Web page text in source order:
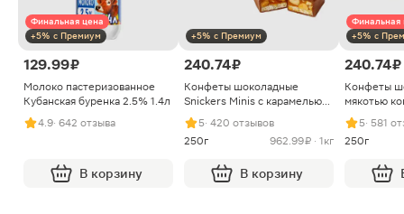
Финальная цена
+5% с Премиум
129.99 ₽
Молоко пастеризованное
Кубанская буренка 2.5% 1.4л
4.9· 642 отзыва
В корзину
+5% с Премиум
240.74 ₽
Конфеты шоколадные
Snickers Minis с карамелью
арахисом и нугой
5· 420 отзывов
250г
962.99 ₽ · 1кг
В корзину
Финальная
+5% с
240.74 ₽
Конфеты
мякотью
5· 581
250г